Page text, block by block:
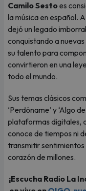
Camilo Sestoes
la música en español.
dejó un legado
conquistando a
su talento para
convirtieron en una
todo el mundo.
Sus temas clásicos
‘Perdóname’ y ‘Algo
plataformas digitales,
conoce de tiempos ni
transmitir
corazón de millones.
¡Escucha Radio La